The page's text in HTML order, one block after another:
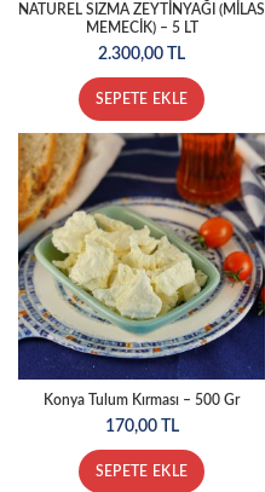
NATUREL SIZMA ZEYTİNYAĞI (MİLAS
MEMECİK) – 5 LT
2.300,00 TL
SEPETE EKLE
Konya Tulum Kırması – 500 Gr
170,00 TL
SEPETE EKLE